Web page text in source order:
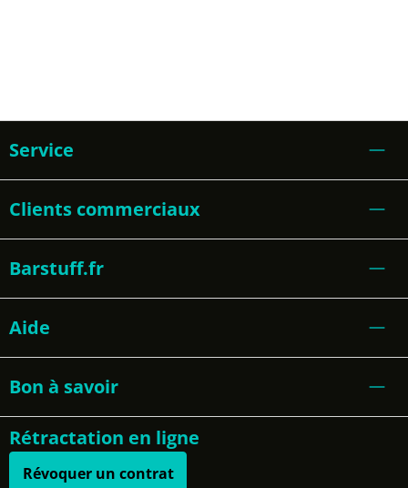
Service
Clients commerciaux
Barstuff.fr
Aide
Bon à savoir
Rétractation en ligne
Révoquer un contrat